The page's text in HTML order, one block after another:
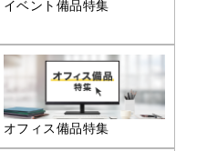
イベント備品特集
オフィス備品特集